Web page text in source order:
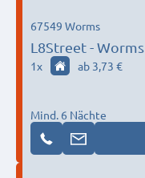
L8Street - Worms
67549 Worms
1x ab 3,73 €
Mind. 6 Nächte